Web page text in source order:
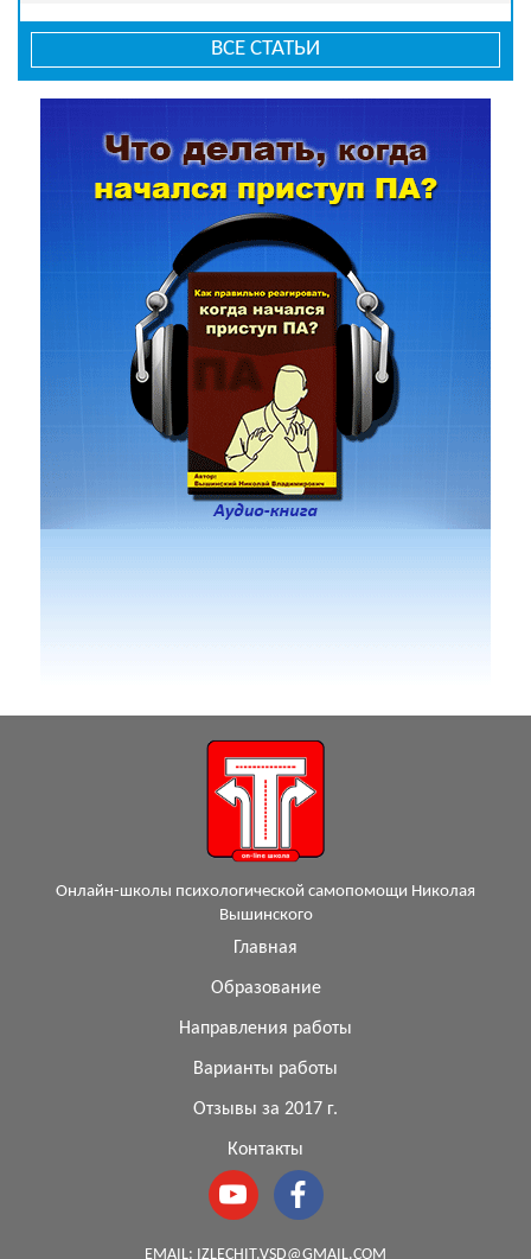
ВСЕ СТАТЬИ
Онлайн-школы психологической самопомощи Николая
Вышинского
Главная
Образование
Направления работы
Варианты работы
Отзывы за 2017 г.
Контакты
EMAIL: IZLECHIT.VSD@GMAIL.COM